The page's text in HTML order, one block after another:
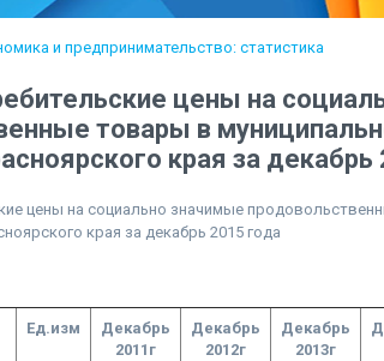
и предпринимательство: статистика
цены на
товары в
края за декабрь
цены на социально значимые
края за декабрь 2015 года
Ед.изм
Декабрь
2011г
Декабрь
2012г
Декабрь
2013г